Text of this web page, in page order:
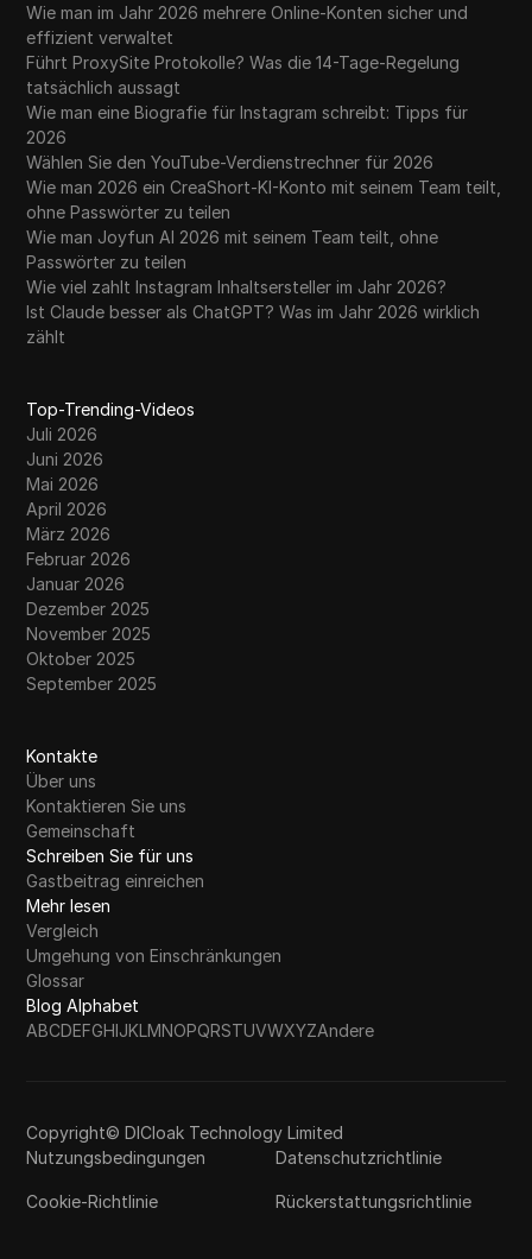
Wie man im Jahr 2026 mehrere Online-Konten sicher und
effizient verwaltet
Führt ProxySite Protokolle? Was die 14-Tage-Regelung
tatsächlich aussagt
Wie man eine Biografie für Instagram schreibt: Tipps für
2026
Wählen Sie den YouTube-Verdienstrechner für 2026
Wie man 2026 ein CreaShort-KI-Konto mit seinem Team teilt,
ohne Passwörter zu teilen
Wie man Joyfun AI 2026 mit seinem Team teilt, ohne
Passwörter zu teilen
Wie viel zahlt Instagram Inhaltsersteller im Jahr 2026?
Ist Claude besser als ChatGPT? Was im Jahr 2026 wirklich
zählt
Top-Trending-Videos
Juli 2026
Juni 2026
Mai 2026
April 2026
März 2026
Februar 2026
Januar 2026
Dezember 2025
November 2025
Oktober 2025
September 2025
Kontakte
Über uns
Kontaktieren Sie uns
Gemeinschaft
Schreiben Sie für uns
Gastbeitrag einreichen
Mehr lesen
Vergleich
Umgehung von Einschränkungen
Glossar
Blog Alphabet
ABCDEFGHIJKLMNOPQRSTUVWXYZAndere
Copyright© DICloak Technology Limited
Nutzungsbedingungen
Datenschutzrichtlinie
Cookie-Richtlinie Rückerstattungsrichtlinie